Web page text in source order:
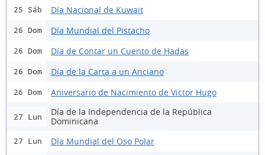
25 Sáb Día Nacional de Kuwait
26 Dom Día Mundial del Pistacho
26 Dom Día de Contar un Cuento de Hadas
26 Dom Día de la Carta a un Anciano
26 Dom Aniversario de Nacimiento de Victor Hugo
27 Lun
Día de la Independencia de la República
Dominicana
27 Lun Día Mundial del Oso Polar